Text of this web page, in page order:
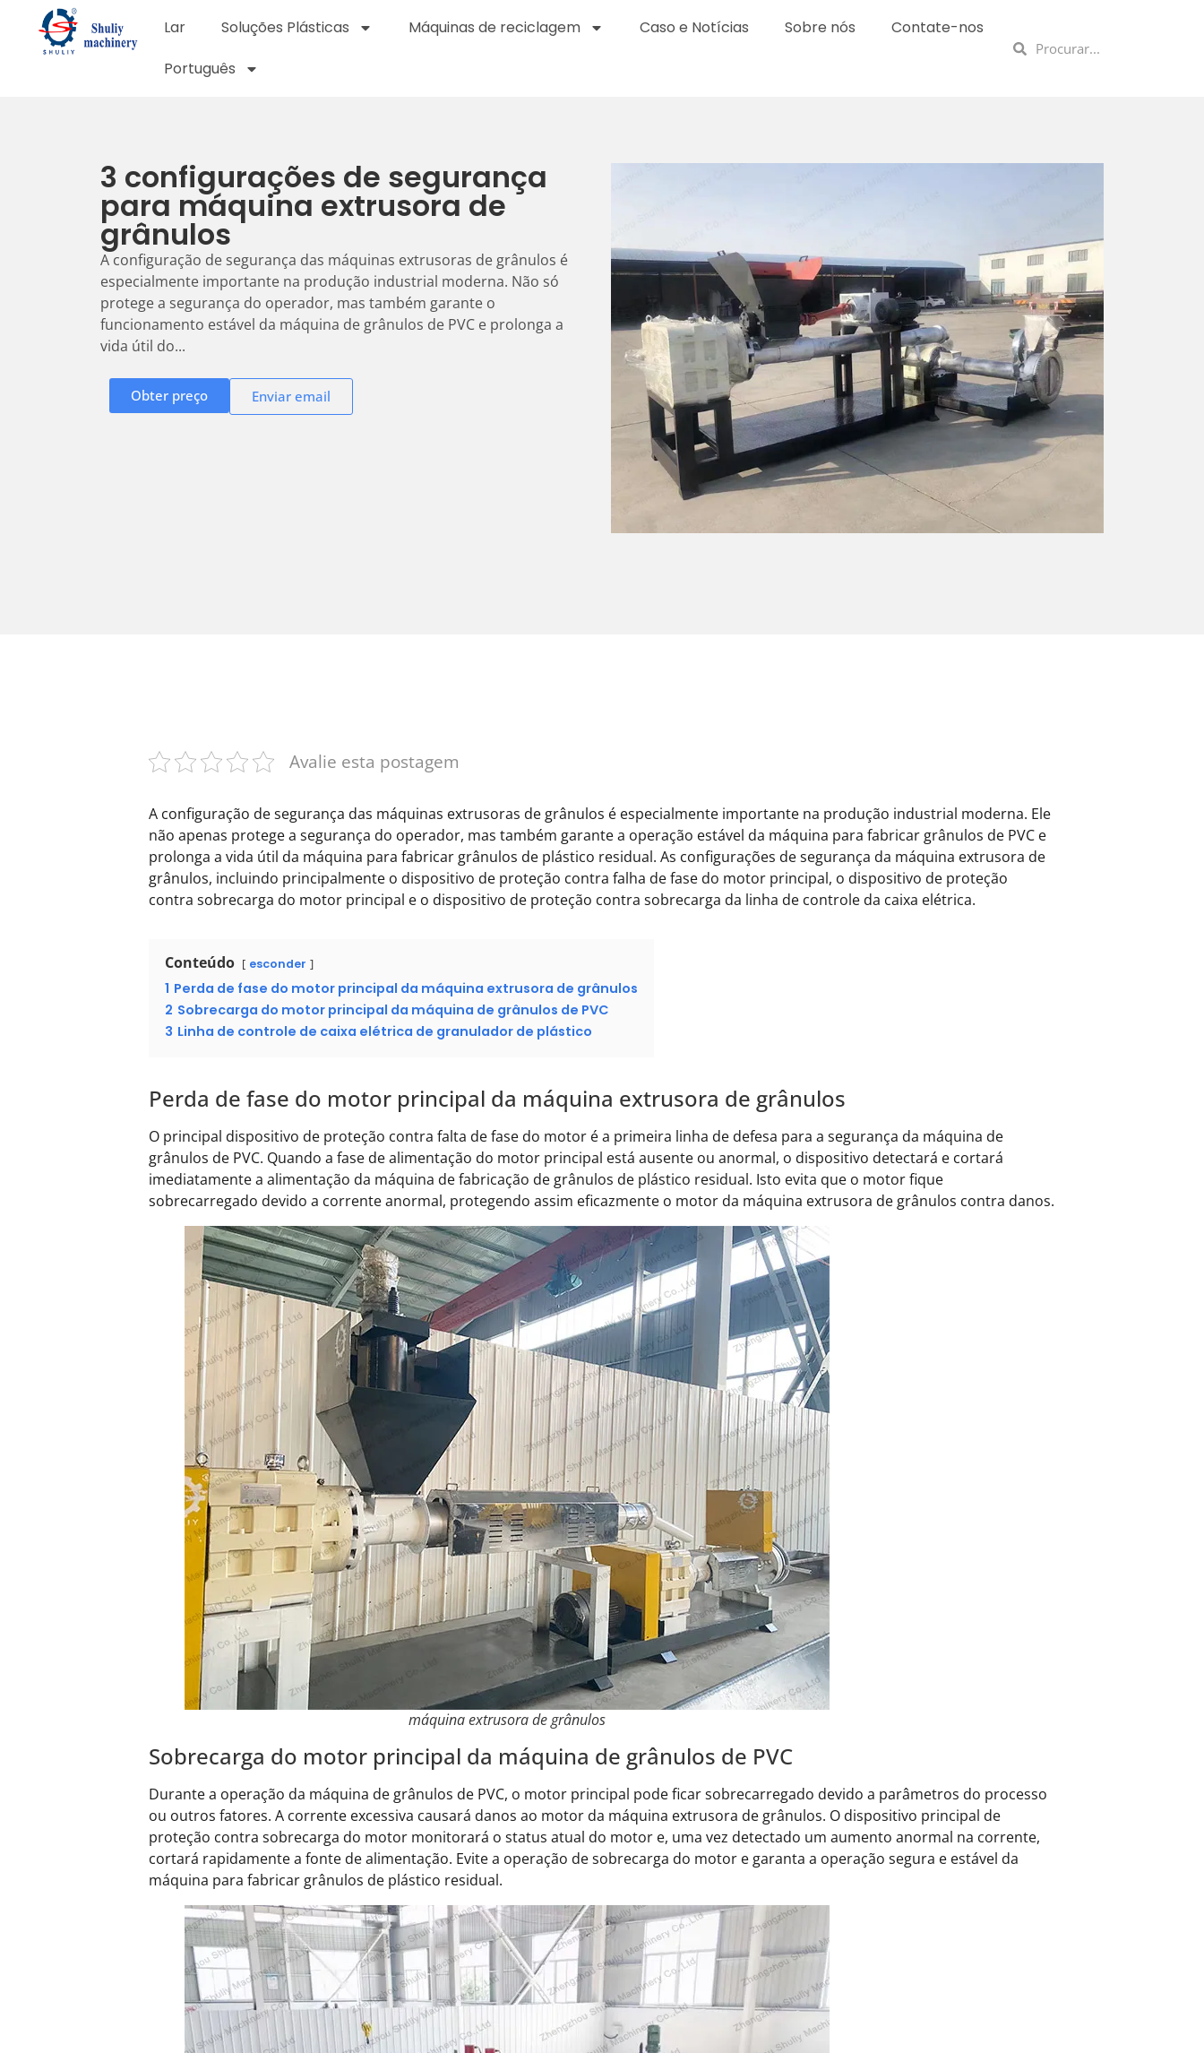
Lar Soluções Plásticas Máquinas de reciclagem Caso e Notícias Sobre nós
Contate-nos
Português
3 configurações de segurança
para máquina extrusora de
grânulos
A configuração de segurança das máquinas extrusoras de grânulos é
especialmente importante na produção industrial moderna. Não só
protege a segurança do operador, mas também garante o
funcionamento estável da máquina de grânulos de PVC e prolonga a
vida útil do...
Obter preço Enviar email
Avalie esta postagem
A configuração de segurança das máquinas extrusoras de grânulos é especialmente importante na produção industrial moderna. Ele
não apenas protege a segurança do operador, mas também garante a operação estável da máquina para fabricar grânulos de PVC e
prolonga a vida útil da máquina para fabricar grânulos de plástico residual. As configurações de segurança da máquina extrusora de
grânulos, incluindo principalmente o dispositivo de proteção contra falha de fase do motor principal, o dispositivo de proteção
contra sobrecarga do motor principal e o dispositivo de proteção contra sobrecarga da linha de controle da caixa elétrica.
Conteúdo esconder
1 Perda de fase do motor principal da máquina extrusora de grânulos
2 Sobrecarga do motor principal da máquina de grânulos de PVC
3 Linha de controle de caixa elétrica de granulador de plástico
Perda de fase do motor principal da máquina extrusora de grânulos
O principal dispositivo de proteção contra falta de fase do motor é a primeira linha de defesa para a segurança da máquina de
grânulos de PVC. Quando a fase de alimentação do motor principal está ausente ou anormal, o dispositivo detectará e cortará
imediatamente a alimentação da máquina de fabricação de grânulos de plástico residual. Isto evita que o motor fique
sobrecarregado devido a corrente anormal, protegendo assim eficazmente o motor da máquina extrusora de grânulos contra danos.
máquina extrusora de grânulos
Sobrecarga do motor principal da máquina de grânulos de PVC
Durante a operação da máquina de grânulos de PVC, o motor principal pode ficar sobrecarregado devido a parâmetros do processo
ou outros fatores. A corrente excessiva causará danos ao motor da máquina extrusora de grânulos. O dispositivo principal de
proteção contra sobrecarga do motor monitorará o status atual do motor e, uma vez detectado um aumento anormal na corrente,
cortará rapidamente a fonte de alimentação. Evite a operação de sobrecarga do motor e garanta a operação segura e estável da
máquina para fabricar grânulos de plástico residual.